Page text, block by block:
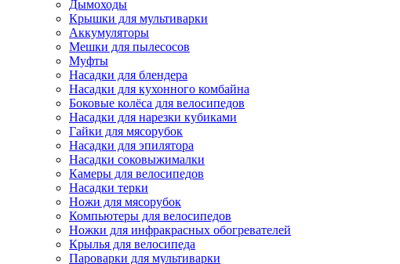
Дымоходы
Крышки для мультиварки
Аккумуляторы
Мешки для пылесосов
Муфты
Насадки для блендера
Насадки для кухонного комбайна
Боковые колёса для велосипедов
Насадки для нарезки кубиками
Гайки для мясорубок
Насадки для эпилятора
Насадки соковыжималки
Камеры для велосипедов
Насадки терки
Ножи для мясорубок
Компьютеры для велосипедов
Ножки для инфракрасных обогревателей
Крылья для велосипеда
Пароварки для мультиварки